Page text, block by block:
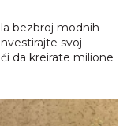
bezbroj modnih
svoj
da kreirate milione